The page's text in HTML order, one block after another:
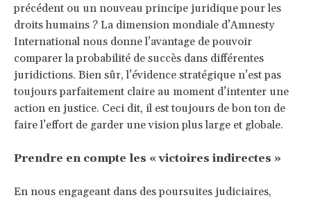
précédent ou un nouveau principe juridique pour les
droits humains ? La dimension mondiale d’Amnesty
International nous donne l’avantage de pouvoir
comparer la probabilité de succès dans différentes
juridictions. Bien sûr, l’évidence stratégique n’est pas
toujours parfaitement claire au moment d’intenter une
action en justice. Ceci dit, il est toujours de bon ton de
faire l’effort de garder une vision plus large et globale.
Prendre en compte les « victoires indirectes »
En nous engageant dans des poursuites judiciaires,